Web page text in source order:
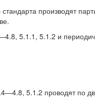
производят
5.1.1, 5.1.2 и
5.1.2 проводят по